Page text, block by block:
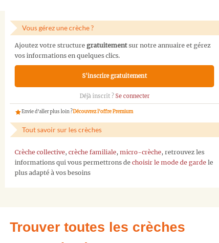
Vous gérez une crèche ?
Ajoutez votre structure gratuitementsur notre annuaire et gérez
vos informations en quelques clics.
S'inscrire gratuitement
Déjà inscrit ? Se connecter
Envie d'aller plus loin ?Découvrez l'offre Premium
Tout savoir sur les crèches
Crèche collective, crèche familiale, micro-crèche, retrouvez les
informations qui vous permettrons de choisir le mode de garde le
plus adapté à vos besoins
Trouver toutes les crèches